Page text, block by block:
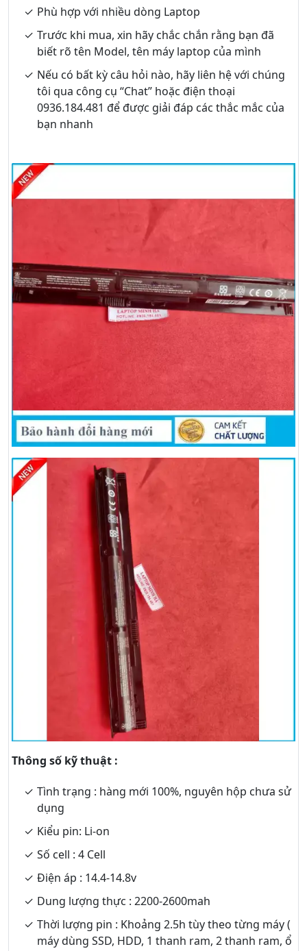
Phù hợp với nhiều dòng Laptop
Trước khi mua, xin hãy chắc chắn rằng bạn đã
biết rõ tên Model, tên máy laptop của mình
Nếu có bất kỳ câu hỏi nào, hãy liên hệ với chúng
tôi qua công cụ “Chat” hoặc điện thoại
0936.184.481 để được giải đáp các thắc mắc của
bạn nhanh
Thông số kỹ thuật :
Tình trạng : hàng mới 100%, nguyên hộp chưa sử
dụng
Kiểu pin: Li-on
Số cell : 4 Cell
Điện áp : 14.4-14.8v
Dung lượng thực : 2200-2600mah
Thời lượng pin : Khoảng 2.5h tùy theo từng máy (
máy dùng SSD, HDD, 1 thanh ram, 2 thanh ram, ổ